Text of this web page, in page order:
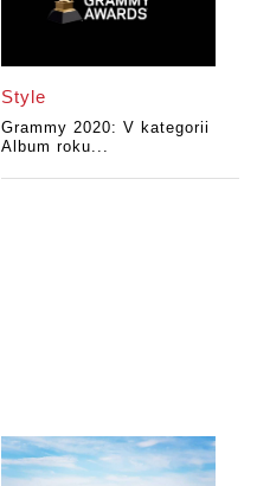
Style
Grammy 2020: V kategorii
Album roku...